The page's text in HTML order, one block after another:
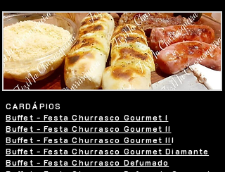
CARDÁPIOS
Buffet - Festa Churrasco Gourmet I
Buffet - Festa Churrasco Gourmet II
Buffet - Festa Churrasco Gourmet III
Buffet - Festa Churrasco Gourmet Diamante
Buffet - Festa Churrasco Defumado